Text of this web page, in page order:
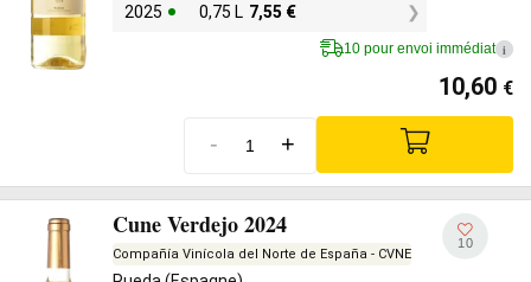
2025 0,75 L 7,55 €
10 pour envoi immédiat i
10,60 €
- +
Cune Verdejo 2024
Compañía Vinícola del Norte de España - CVNE
10